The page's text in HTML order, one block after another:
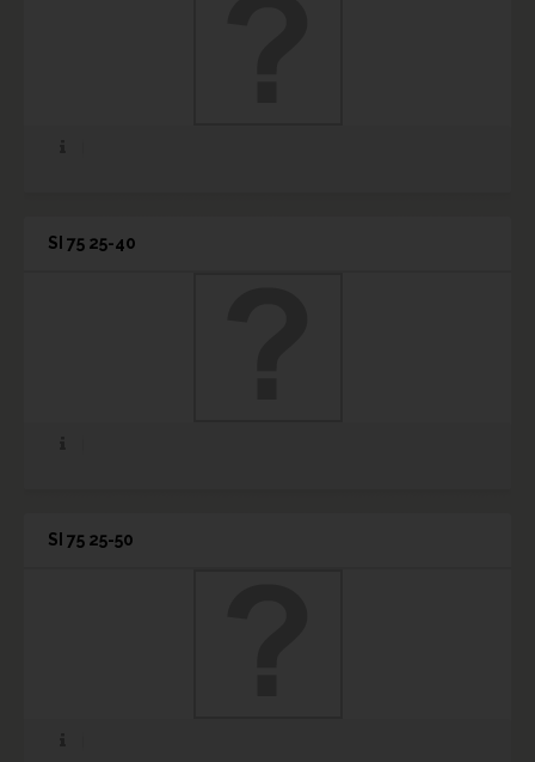
SI 75 25-40
SI 75 25-50